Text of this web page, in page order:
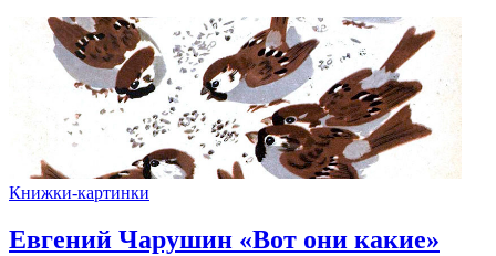
Книжки-картинки
Евгений Чарушин «Вот они какие»